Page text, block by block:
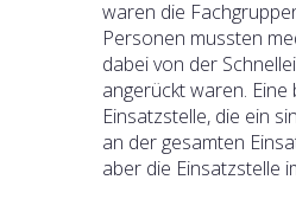
waren die
Personen mussten
dabei von der
angerückt waren.
Einsatzstelle, die ein
an der gesamten
aber die Einsatzstelle